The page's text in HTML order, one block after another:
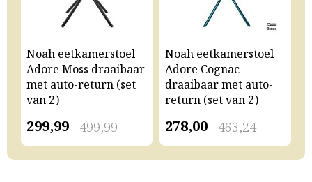
Noah eetkamerstoel
Adore Moss draaibaar
met auto-return (set
van 2)
499,99
299,99
Noah eetkamerstoel
Adore Cognac
draaibaar met auto-
return (set van 2)
463,24
278,00